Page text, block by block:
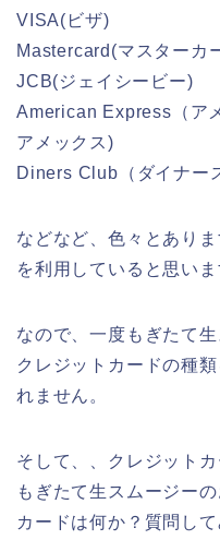
VISA(ビザ)
Mastercard(マスターカ
JCB(ジェイシービー)
American Express（ア
アメックス)
Diners Club（ダイナー
などなど、色々とあり
を利用していると思いま
なので、一度もぎたて
クレジットカードの種
れません。
そして、、クレジット
もぎたて生スムージー
カードは何か？質問し